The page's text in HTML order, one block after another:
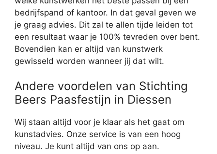
bedrijfspand of kantoor. In dat geval geven we
je graag advies. Dit zal te allen tijde leiden tot
een resultaat waar je 100% tevreden over bent.
Bovendien kan er altijd van kunstwerk
gewisseld worden wanneer jij dat wilt.
Andere voordelen van Stichting
Beers Paasfestijn in Diessen
Wij staan altijd voor je klaar als het gaat om
kunstadvies. Onze service is van een hoog
niveau. Je kunt altijd van ons op aan.